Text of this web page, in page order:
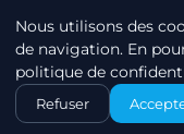
ACCUEIL
ACTUALITÉ
CADEAUX DE
Nous utilisons des
de navigation. En
politique de
Refuser